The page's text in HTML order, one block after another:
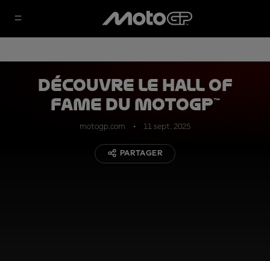
Découvre le Hall of
Fame du MotoGP™
motogp.com 11 sept. 2025
PARTAGER